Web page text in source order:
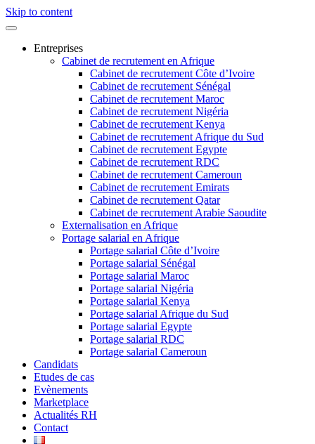
Skip to content
Entreprises
Cabinet de recrutement en Afrique
Cabinet de recrutement Côte d’Ivoire
Cabinet de recrutement Sénégal
Cabinet de recrutement Maroc
Cabinet de recrutement Nigéria
Cabinet de recrutement Kenya
Cabinet de recrutement Afrique du Sud
Cabinet de recrutement Egypte
Cabinet de recrutement RDC
Cabinet de recrutement Cameroun
Cabinet de recrutement Emirats
Cabinet de recrutement Qatar
Cabinet de recrutement Arabie Saoudite
Externalisation en Afrique
Portage salarial en Afrique
Portage salarial Côte d’Ivoire
Portage salarial Sénégal
Portage salarial Maroc
Portage salarial Nigéria
Portage salarial Kenya
Portage salarial Afrique du Sud
Portage salarial Egypte
Portage salarial RDC
Portage salarial Cameroun
Candidats
Etudes de cas
Evènements
Marketplace
Actualités RH
Contact